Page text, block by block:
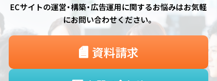
ECサイトの運営・構築・広告運用に関するお悩みはお気軽
にお問い合わせください。
資料請求